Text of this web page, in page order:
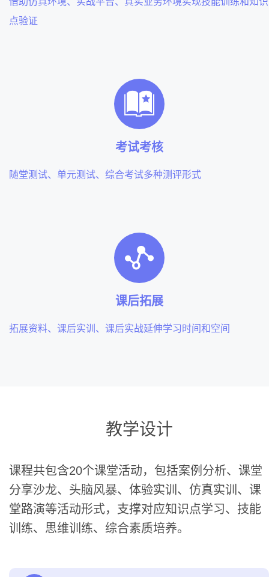
点验证
考试考核
随堂测试、单元测试、综合考试多种测评形式
课后拓展
拓展资料、课后实训、课后实战延伸学习时间和空间
教学设计
课程共包含20个课堂活动，包括案例分析、课堂
分享沙龙、头脑风暴、体验实训、仿真实训、课
堂路演等活动形式，支撑对应知识点学习、技能
训练、思维训练、综合素质培养。